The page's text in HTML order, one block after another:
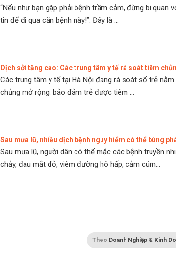
“Nếu như bạn gặp phải bệnh trầm cảm, đừng bi quan
tin để đi qua căn bệnh này!”. Đây là ...
Dịch sởi tăng cao: Các trung tâm y tế rà soát tiêm
Các trung tâm y tế tại Hà Nội đang rà soát số trẻ
chủng mở rộng, bảo đảm trẻ được tiêm ...
Sau mưa lũ, nhiều dịch bệnh nguy hiểm có thể bùng
Sau mưa lũ, người dân có thể mắc các bệnh truyền
chảy, đau mắt đỏ, viêm đường hô hấp, cảm cúm...
Theo Doanh Nghiệp & Kinh